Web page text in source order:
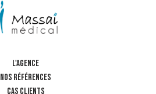
L'AGENCE
NOS RÉFÉRENCES
CAS CLIENTS